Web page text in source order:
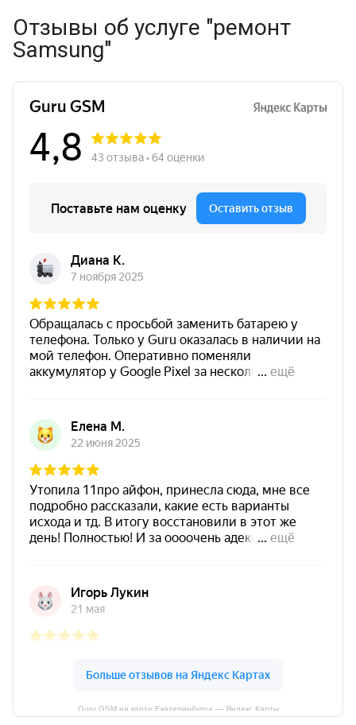
Отзывы об услуге "ремонт
Samsung"
Guru GSM на карте Екатеринбурга — Яндекс Карты